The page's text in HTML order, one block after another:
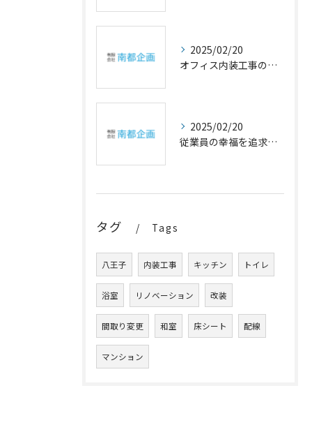
2025/02/20
オフィス内装工事の幸福設計
2025/02/20
従業員の幸福を追求するオフィスの内装アイデア
タグ Tags
八王子 内装工事 キッチン トイレ
浴室 リノベーション 改装
間取り変更 和室 床シート 配線
マンション